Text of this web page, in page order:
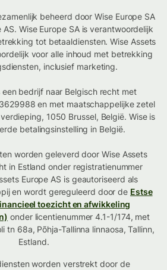
beheerd door Wise Europe SA
AS. Wise Europe SA is verantwoordelijk
tot betaaldiensten. Wise Assets
voor alle inhoud met betrekking
inclusief marketing.
een bedrijf naar Belgisch recht met
en met maatschappelijke zetel
1050 Brussel, België. Wise is
betalingsinstelling in België.
worden geleverd door Wise Assets
in Estland onder registratienummer
Europe AS is geautoriseerd als
en wordt gereguleerd door de Estse
toezicht en afwikkeling
onder licentienummer 4.1-1/174, met
tn 68a, Põhja-Tallinna linnaosa, Tallinn,
Estland.
worden verstrekt door de